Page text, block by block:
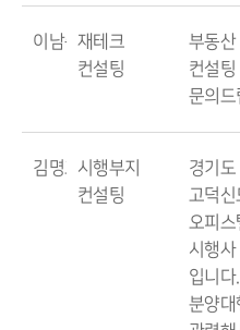
이남준재테크
컨설팅
부동산
컨설팅
문의
김명호시행부지
컨설팅
경기도
고덕신
오피스
시행사
입니다.
분양대